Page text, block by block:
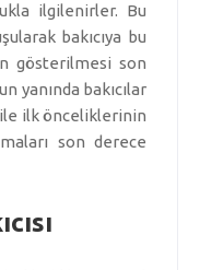
ilgilenirler. Bu
bakıcıya bu
gösterilmesi son
yanında bakıcılar
ilk önceliklerinin
son derece